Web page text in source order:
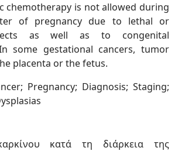
chemotherapy is not allowed during
of pregnancy due to lethal or
as well as to congenital
some gestational cancers, tumor
placenta or the fetus.
Pregnancy; Diagnosis; Staging;
κατά τη διάρκεια της